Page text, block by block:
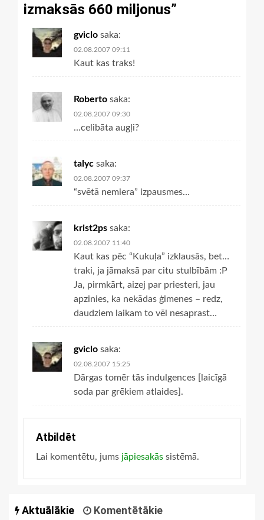
izmaksās 660 miljonus”
gviclo saka:
02.08.2007 09:11
Kaut kas traks!
Roberto saka:
02.08.2007 09:30
…celibāta augļi?
talyc saka:
02.08.2007 09:37
“svētā nemiera” izpausmes…
krist2ps saka:
02.08.2007 11:40
Kaut kas pēc “Kukuļa” izklausās, bet…
traki, ja jāmaksā par citu stulbībām :P
Ja, pirmkārt, aizej par priesteri, jau
apzinies, ka nekādas ģimenes – redz,
daudziem laikam to vēl nesaprast…
gviclo saka:
02.08.2007 15:25
Dārgas tomēr tās indulgences [laicīgā
soda par grēkiem atlaides].
Atbildēt
Lai komentētu, jums jāpiesakās sistēmā.
Aktuālākie Komentētākie